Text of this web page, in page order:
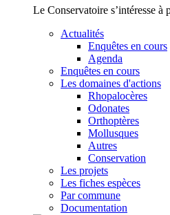
Le Conservatoire s’intéresse à
Actualités
Enquêtes en cours
Agenda
Enquêtes en cours
Les domaines d'actions
Rhopalocères
Odonates
Orthoptères
Mollusques
Autres
Conservation
Les projets
Les fiches espèces
Par commune
Documentation